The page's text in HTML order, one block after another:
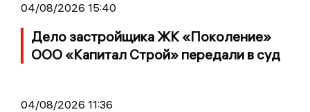
04/08/2026 15:40
Дело застройщика ЖК «Поколение»
ООО «Капитал Строй» передали в суд
04/08/2026 11:36